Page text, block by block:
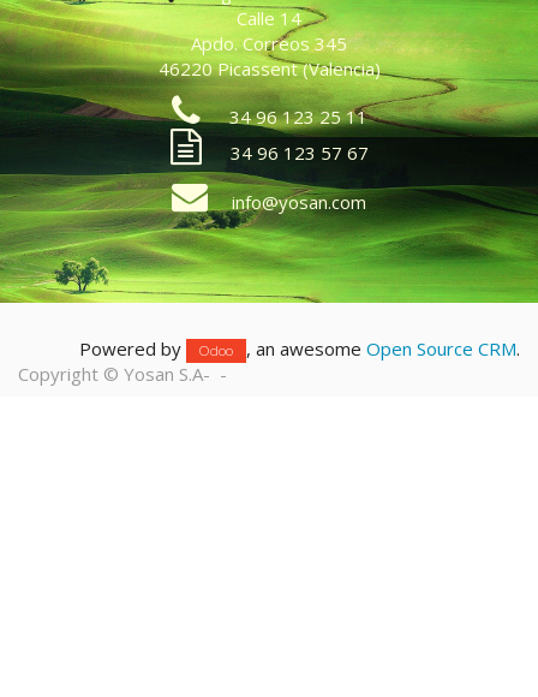
Calle 14
Apdo. Correos 345
46220 Picassent (Valencia)
34 96 123 25 11
34 96 123 57 67
info@yosan.com
Powered by Odoo , an awesome Open Source CRM.
Copyright © Yosan S.A- -